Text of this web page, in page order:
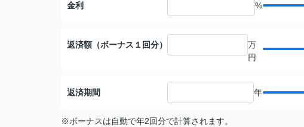
金利 %
返済額（ボーナス１回分）
万
円
返済期間 年
※ボーナスは自動で年2回分で計算されます。